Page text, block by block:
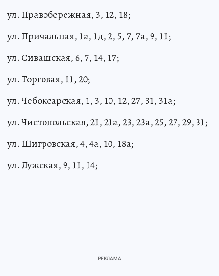
ул. Правобережная, 3, 12, 18;
ул. Причальная, 1а, 1д, 2, 5, 7, 7а, 9, 11;
ул. Сивашская, 6, 7, 14, 17;
ул. Торговая, 11, 20;
ул. Чебоксарская, 1, 3, 10, 12, 27, 31, 31а;
ул. Чистопольская, 21, 21а, 23, 23а, 25, 27, 29, 31;
ул. Щигровская, 4, 4а, 10, 18а;
ул. Лужская, 9, 11, 14;